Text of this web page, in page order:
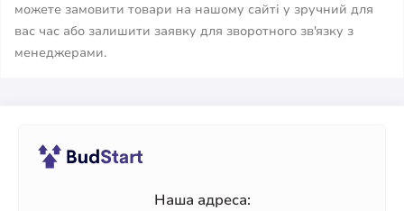
можете замовити товари на нашому сайті у зручний для
вас час або залишити заявку для зворотного зв'язку з
менеджерами.
Наша адреса: